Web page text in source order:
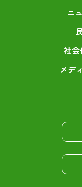
ニ
社会
メデ